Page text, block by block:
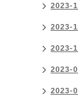
2023-
2023-
2023-
2023-
2023-